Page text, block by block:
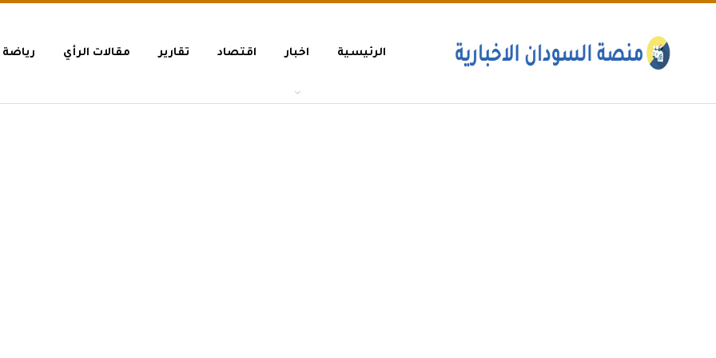
الرئيسية اخبار اقتصاد تقارير مقالات الرأي رياضة